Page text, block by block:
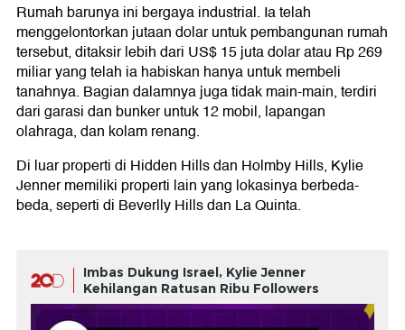
Rumah barunya ini bergaya industrial. Ia telah
menggelontorkan jutaan dolar untuk pembangunan rumah
tersebut, ditaksir lebih dari US$ 15 juta dolar atau Rp 269
miliar yang telah ia habiskan hanya untuk membeli
tanahnya. Bagian dalamnya juga tidak main-main, terdiri
dari garasi dan bunker untuk 12 mobil, lapangan
olahraga, dan kolam renang.
Di luar properti di Hidden Hills dan Holmby Hills, Kylie
Jenner memiliki properti lain yang lokasinya berbeda-
beda, seperti di Beverlly Hills dan La Quinta.
Imbas Dukung Israel, Kylie Jenner
Kehilangan Ratusan Ribu Followers